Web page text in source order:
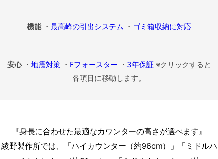
機能・ 最高峰の引出システム ・ ゴミ箱収納に対応
安心・ 地震対策・ Fフォースター ・ 3年保証※クリックすると
各項目に移動します。
『身長に合わせた最適なカウンターの高さが選べます』
綾野製作所では、「ハイカウンター（約96cm）」「ミドルハ